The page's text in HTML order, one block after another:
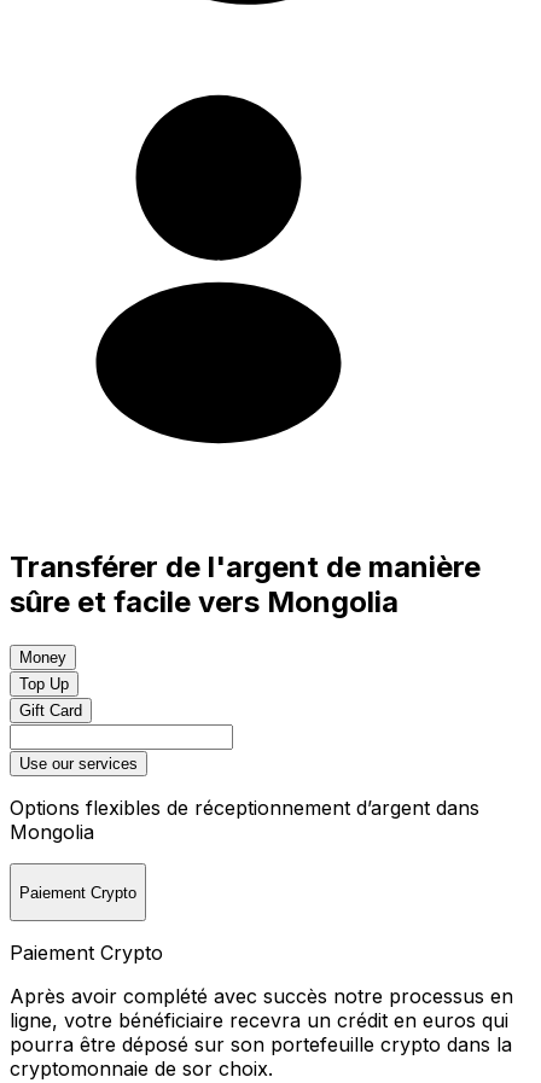
Transférer de l'argent de manière
sûre et facile vers Mongolia
Money
Top Up
Gift Card
Use our services
Options flexibles de réceptionnement d’argent dans
Mongolia
Paiement Crypto
Paiement Crypto
Après avoir complété avec succès notre processus en
ligne, votre bénéficiaire recevra un crédit en euros qui
pourra être déposé sur son portefeuille crypto dans la
cryptomonnaie de sor choix.